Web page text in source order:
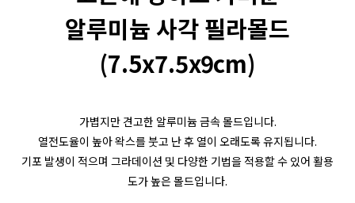
알루미늄 사각 필라몰드
(7.5x7.5x9cm)
가볍지만 견고한 알루미늄 금속 몰드입니다.
열전도율이 높아 왁스를 붓고 난 후 열이 오래도록 유지됩니다.
기포 발생이 적으며 그라데이션 및 다양한 기법을 적용할 수 있어 활용
도가 높은 몰드입니다.